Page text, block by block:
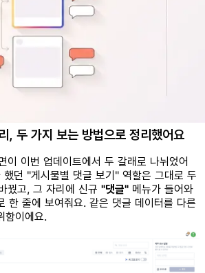
, 두 가지 보는 방법으로 정리했어요
이번 업데이트에서 두 갈래로 나뉘었어
던 "게시물별 댓글 보기" 역할은 그대로 두
꿨고, 그 자리에 신규 "댓글" 메뉴가 들어와
한 줄에 보여줘요. 같은 댓글 데이터를 다른
함이에요.